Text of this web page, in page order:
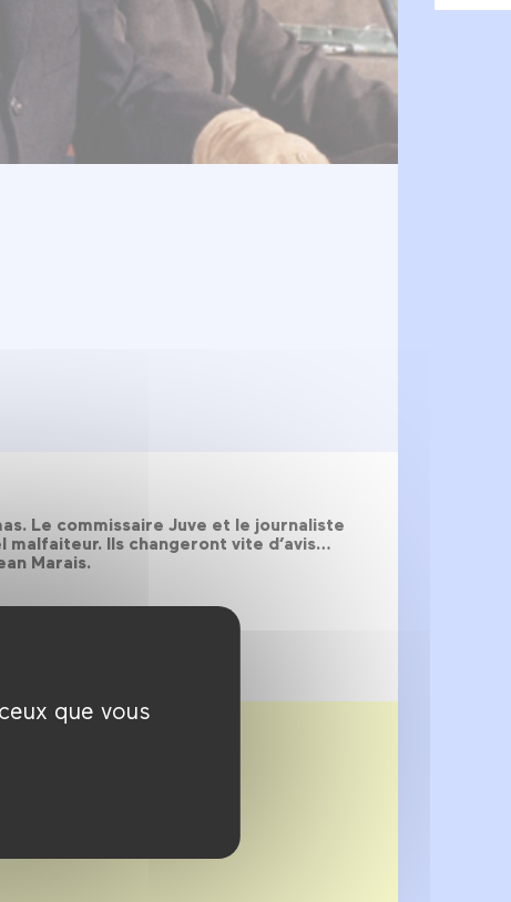
que vous
Le commissaire Juve et le journaliste
malfaiteur. Ils changeront vite d’avis…
Marais.